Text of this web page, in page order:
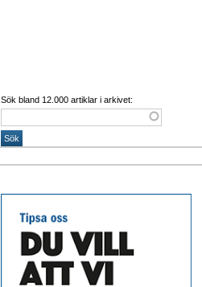
Sök bland 12.000 artiklar i arkivet: